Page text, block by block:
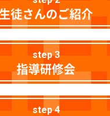
徒さんのご紹介
step 3
指導研修会
step 4